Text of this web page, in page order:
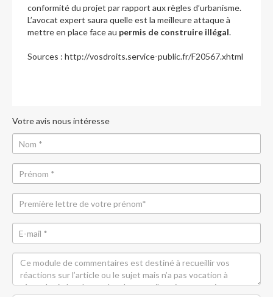
conformité du projet par rapport aux règles d’urbanisme.
L’avocat expert saura quelle est la meilleure attaque à
mettre en place face au permis de construire illégal.
Sources : http://vosdroits.service-public.fr/F20567.xhtml
Votre avis nous intéresse